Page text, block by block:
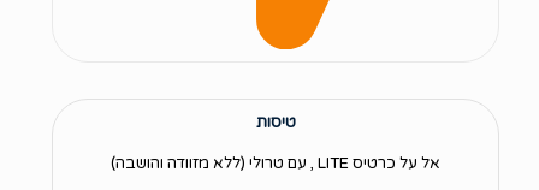
טיסות
אל על כרטיס LITE , עם טרולי (ללא מזוודה והושבה)